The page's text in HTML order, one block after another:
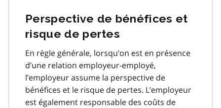
Perspective de bénéfices et
risque de pertes
En règle générale, lorsqu’on est en présence
d’une relation employeur-employé,
l’employeur assume la perspective de
bénéfices et le risque de pertes. L’employeur
est également responsable des coûts de